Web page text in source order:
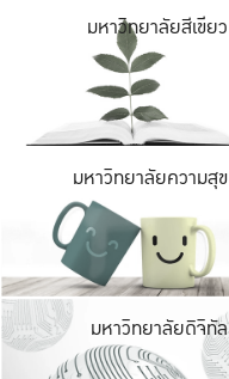
มหาวิทยาลัยสีเขียว
มหาวิทยาลัยความสุข
มหาวิทยาลัยดิจิทัล